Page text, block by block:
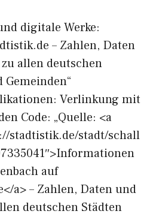
digitale Werke:
– Zahlen, Daten
allen deutschen
Gemeinden“
Verlinkung mit
Code: „Quelle: <a
stadtistik.de/stadt/schall
auf
a> – Zahlen, Daten und
deutschen Städten